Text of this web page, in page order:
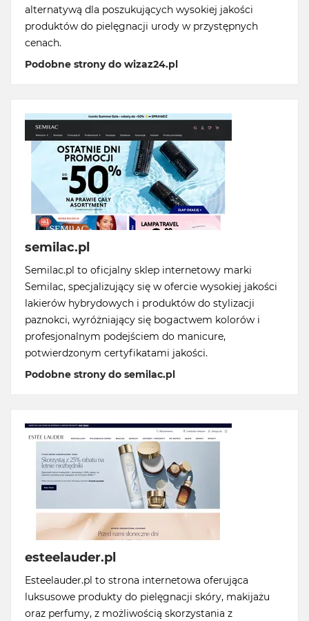
alternatywą dla poszukujących wysokiej jakości
produktów do pielęgnacji urody w przystępnych
cenach.
Podobne strony do wizaz24.pl
semilac.pl
Semilac.pl to oficjalny sklep internetowy marki
Semilac, specjalizujący się w ofercie wysokiej jakości
lakierów hybrydowych i produktów do stylizacji
paznokci, wyróżniający się bogactwem kolorów i
profesjonalnym podejściem do manicure,
potwierdzonym certyfikatami jakości.
Podobne strony do semilac.pl
esteelauder.pl
Esteelauder.pl to strona internetowa oferująca
luksusowe produkty do pielęgnacji skóry, makijażu
oraz perfumy, z możliwością skorzystania z